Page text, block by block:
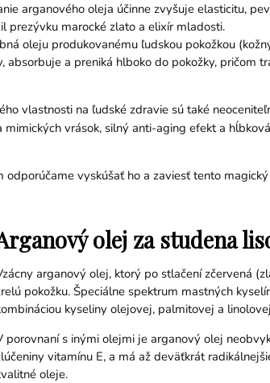
arganového oleja účinne zvyšuje elasticitu,
prezývku marocké zlato a elixír mladosti.
oleju produkovanému ľudskou pokožkou
a preniká hlboko do pokožky, pričom
vlastnosti na ľudské zdravie sú také
vrások, silný anti-aging efekt a
vyskúšať ho a zaviesť tento
olej za studena
arganový olej, ktorý po stlačení zčervená
pokožku. Špeciálne spektrum mastných
kyseliny olejovej, palmitovej a
porovnaní s inými olejmi je arganový olej
vitamínu E, a má až deväťkrát
oleje.